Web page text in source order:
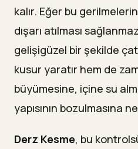
kalır. Eğer bu
dışarı atılması
gelişigüzel bir şekilde
kusur yaratır hem de
büyümesine, içine su
yapısının bozulmasına
Derz Kesme, bu